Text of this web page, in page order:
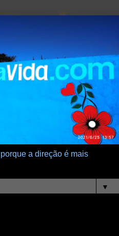
a direção é mais
▼